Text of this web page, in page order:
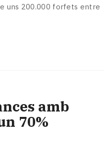
uns 200.000 forfets entre
amb
70%